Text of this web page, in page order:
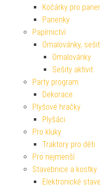
Kočárky pro
Panenky
Papírnictví
Omalovánky,
Omalovánky
Sešity aktivit
Party program
Dekorace
Plyšové hračky
Plyšáci
Pro kluky
Traktory pro děti
Pro nejmenší
Stavebnice a kostky
Elektronické